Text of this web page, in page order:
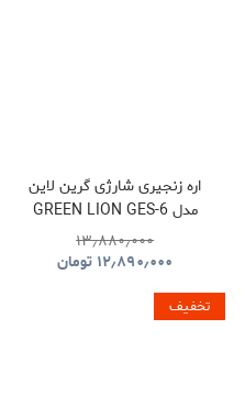
اره زنجیری شارژی گرین لاین
مدل GREEN LION GES-6
CORDLESS ELECTRIC
CHAINSAW
۱۳٫۸۸۰٫۰۰۰
۱۲٫۸۹۰٫۰۰۰ تومان
تخفیف